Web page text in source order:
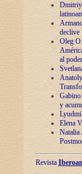
Dmitriy
declive
Oleg
al poder
y
Elena
Natalia
Revista